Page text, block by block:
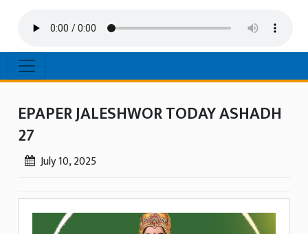
EPAPER JALESHWOR TODAY ASHADH
27
July 10, 2025